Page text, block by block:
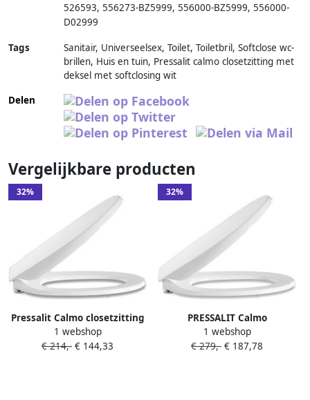
526593, 556273-BZ5999, 556000-BZ5999, 556000-
D02999
Tags
Sanitair, Universeelsex, Toilet, Toiletbril, Softclose wc-
brillen, Huis en tuin, Pressalit calmo closetzitting met
deksel met softclosing wit
Delen
Vergelijkbare producten
32%
Pressalit Calmo closetzitting
met deksel m. softclose m.
uni scharnier wit
1 webshop
€ 214,- € 144,33
32%
PRESSALIT Calmo
closetzitting met deksel en
soft close. Met RVS D15
1 webshop
€ 279,- € 187,78